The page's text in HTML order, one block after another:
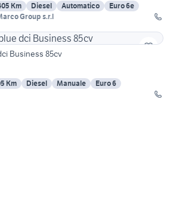
Km Diesel Automatico
Euro 6e
Group s.r.l
Business 85cv
Km Diesel Manuale
Euro 6